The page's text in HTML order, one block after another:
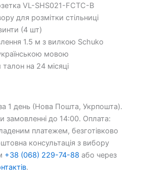
VL-SHS021-FCTC-B
для розмітки стільниці
(4 шт)
1.5 м з вилкою Schuko
мовою
талон на 24 місяці
1 день (Нова Пошта, Укрпошта).
замовленні до 14:00. Оплата:
платежем, безготівково
консультація з вибору
+38 (068) 229-74-88 або через
.